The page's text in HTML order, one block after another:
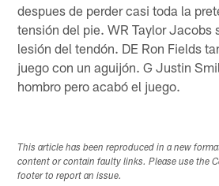
despues de perder casi toda la
tensión del pie. WR Taylor Jacobs
lesión del tendón. DE Ron Fields
juego con un aguijón. G Justin
hombro pero acabó el juego.
This article has been reproduced in a new
content or contain faulty links. Please use the
footer to report an issue.